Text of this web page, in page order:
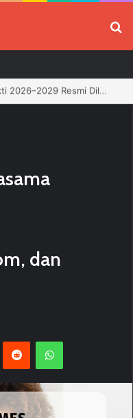
Jelang HUT RI, 3 Sumur Infill Baru di Zona 4 Dukung Kedaulatan Energi
dan